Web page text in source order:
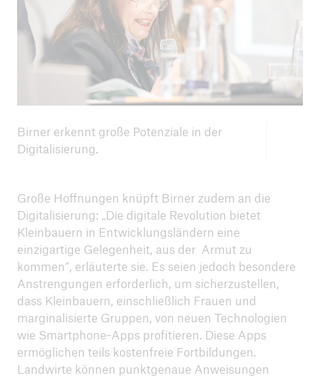
Birner erkennt große Potenziale in der
Digitalisierung.
Große Hoffnungen knüpft Birner zudem an die
Digitalisierung: „Die digitale Revolution bietet
Kleinbauern in Entwicklungsländern eine
einzigartige Gelegenheit, aus der Armut zu
kommen“, erläuterte sie. Es seien jedoch besondere
Anstrengungen erforderlich, um sicherzustellen,
dass Kleinbauern, einschließlich Frauen und
marginalisierte Gruppen, von neuen Technologien
wie Smartphone-Apps profitieren. Diese Apps
ermöglichen teils kostenfreie Fortbildungen.
Landwirte können punktgenaue Anweisungen